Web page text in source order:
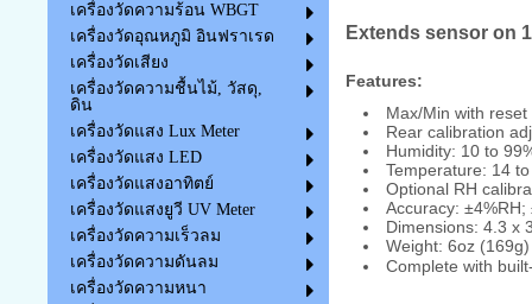
เครื่องวัดความร้อน WBGT
เครื่องวัดอุณหภูมิ อินฟราเรด
เครื่องวัดเสียง
เครื่องวัดความชื้นไม้, วัสดุ,
ดิน
เครื่องวัดแสง Lux Meter
เครื่องวัดแสง LED
เครื่องวัดแสงอาทิตย์
เครื่องวัดแสงยูวี UV Meter
เครื่องวัดความเร็วลม
เครื่องวัดความดันลม
เครื่องวัดความหนา
Extends sensor on
Features:
Max/Min with reset
Rear calibration
Humidity: 10 to
Temperature: 14
Optional RH
Accuracy: ±4%RH;
Dimensions: 4.3 x
Weight: 6oz (169g)
Complete with